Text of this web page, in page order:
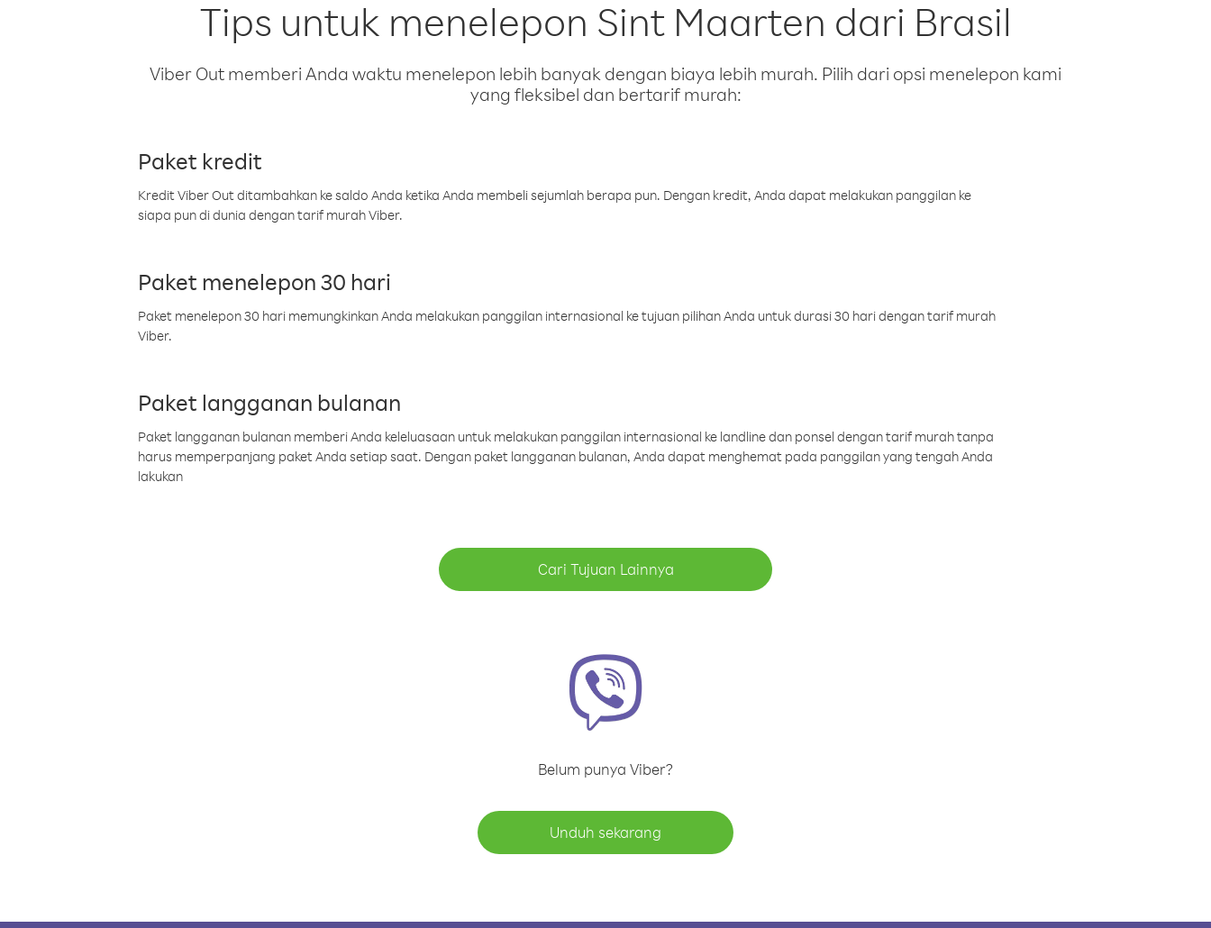
Tips untuk menelepon Sint Maarten dari Brasil
Viber Out memberi Anda waktu menelepon lebih banyak dengan biaya lebih murah. Pilih dari opsi menelepon kami
yang fleksibel dan bertarif murah:
Paket kredit
Kredit Viber Out ditambahkan ke saldo Anda ketika Anda membeli sejumlah berapa pun. Dengan kredit, Anda dapat melakukan panggilan ke
siapa pun di dunia dengan tarif murah Viber.
Paket menelepon 30 hari
Paket menelepon 30 hari memungkinkan Anda melakukan panggilan internasional ke tujuan pilihan Anda untuk durasi 30 hari dengan tarif murah
Viber.
Paket langganan bulanan
Paket langganan bulanan memberi Anda keleluasaan untuk melakukan panggilan internasional ke landline dan ponsel dengan tarif murah tanpa
harus memperpanjang paket Anda setiap saat. Dengan paket langganan bulanan, Anda dapat menghemat pada panggilan yang tengah Anda
lakukan
Cari Tujuan Lainnya
Belum punya Viber?
Unduh sekarang